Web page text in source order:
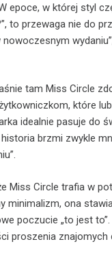
epoce, w której styl
to przewaga nie do
tam Miss Circle
które
idealnie pasuje do
brzmi zwykle
Miss Circle trafia w
minimalizm, ona
poczucie „to jest to”.
proszenia znajomych